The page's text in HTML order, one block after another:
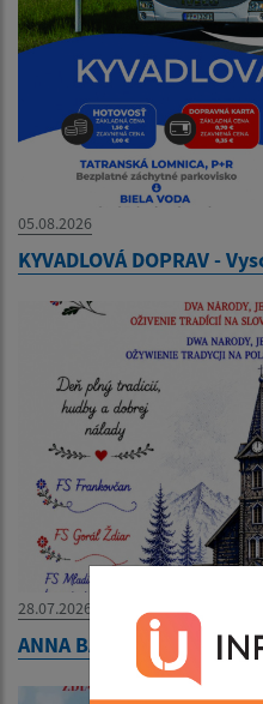
05.08.2026
KYVADLOVÁ DOPRAV -
28.07.2026
ANNA BÁL JAVORINA